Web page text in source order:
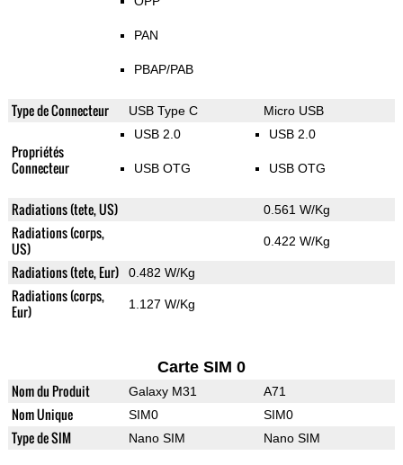
PAN
PBAP/PAB
Type de Connecteur USB Type C Micro USB
Propriétés
Connecteur
USB 2.0
USB OTG
USB 2.0
USB OTG
Radiations (tete, US) 0.561 W/Kg
Radiations (corps,
US)
0.422 W/Kg
Radiations (tete, Eur) 0.482 W/Kg
Radiations (corps,
Eur)
1.127 W/Kg
Carte SIM 0
Nom du Produit Galaxy M31 A71
Nom Unique SIM0 SIM0
Type de SIM Nano SIM Nano SIM